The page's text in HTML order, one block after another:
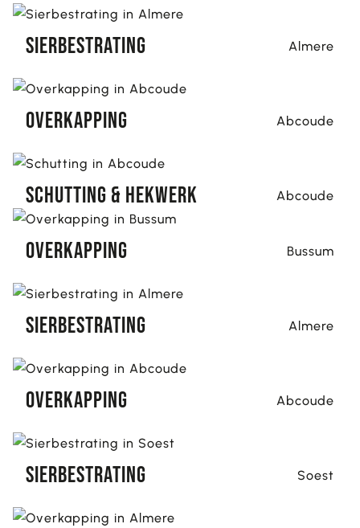
Sierbestrating Almere
Overkapping Abcoude
Schutting & hekwerk Abcoude
Overkapping Bussum
Sierbestrating Almere
Overkapping Abcoude
Sierbestrating Soest